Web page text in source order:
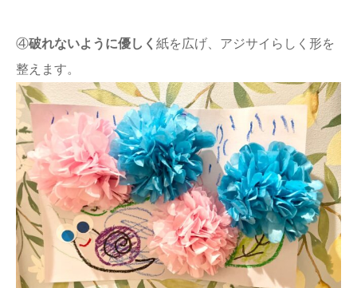
④破れないように優しく 紙を広げ、アジサイらしく形を
整えます。